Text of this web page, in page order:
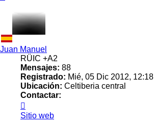
Juan Manuel
RÜIC +A2
Mensajes: 88
Registrado: Mié, 05 Dic 2012, 12:18
Ubicación: Celtiberia central
Contactar:
Juan
Manuel
Sitio web